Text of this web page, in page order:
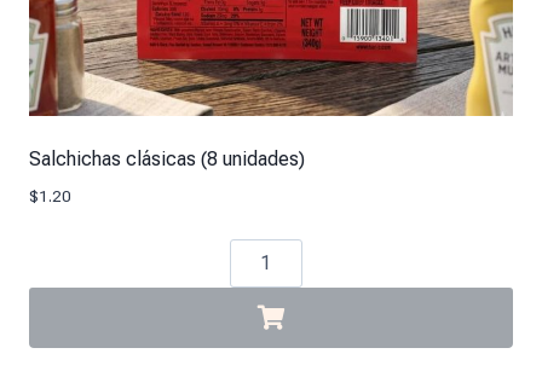
Salchichas clásicas (8 unidades)
$1.20